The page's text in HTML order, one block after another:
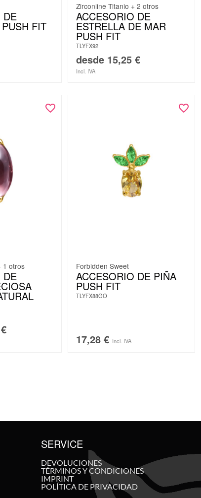
DE
FIT
Zirconline Titanio + 2 otros
ACCESORIO DE
ESTRELLA DE MAR
PUSH FIT
TLYFX92
desde 15,25 €
Incl. IVA
1 otros
DE
€
Forbidden Sweet
ACCESORIO DE PIÑA
PUSH FIT
TLYFX88GO
17,28 € Incl. IVA
SERVICE
DEVOLUCIONES
TÉRMINOS Y CONDICIONES
IMPRINT
POLÍTICA DE PRIVACIDAD